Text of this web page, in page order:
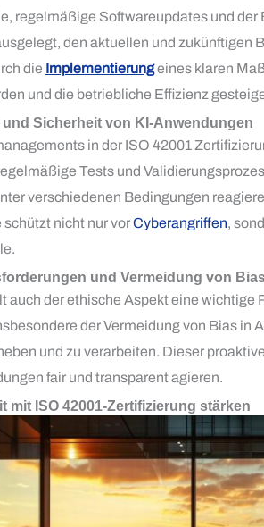
regelmäßige Softwareupdates und
den aktuellen und zukünftigen
die Implementierungeines klaren
und die betriebliche Effizienz
Sicherheit von KI-Anwendungen
in der ISO 42001
Tests und
verschiedenen Bedingungen
nicht nur vorCyberangriffen,
und Vermeidung von
auch der ethische Aspekt eine wichtige
der Vermeidung von Bias in
und zu verarbeiten. Dieser
fair und transparent agieren.
mit ISO 42001-Zertifizierung stärken